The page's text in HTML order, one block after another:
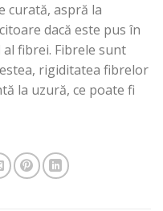
curată, aspră la
dacă este pus în
fibrei. Fibrele sunt
rigiditatea fibrelor
la uzură, ce poate fi